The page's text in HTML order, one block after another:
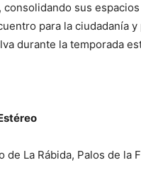
consolidando sus
para la ciudadanía y
durante la temporada
de La Rábida, Palos de la